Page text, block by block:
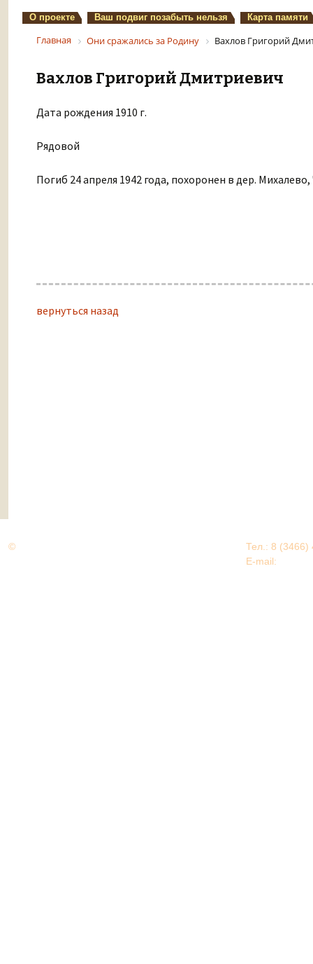
О проекте Ваш подвиг позабыть нельзя Карта памяти
Главная Они сражались за Родину Вахлов Григорий
Вахлов Григорий Дмитриевич
Дата рождения 1910 г.
Рядовой
Погиб 24 апреля 1942 года, похоронен в дер.
вернуться назад
©
Тел.: 8 (3466)
E-mail: